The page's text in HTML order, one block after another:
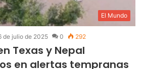
El Mundo
de julio de 2025 0 292
Texas y Nepal
en alertas tempranas